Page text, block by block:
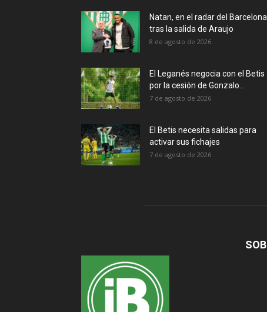
Natan, en el radar del Barcelona
tras la salida de Araujo
8 de agosto de 2026
El Leganés negocia con el Betis
por la cesión de Gonzalo...
7 de agosto de 2026
El Betis necesita salidas para
activar sus fichajes
7 de agosto de 2026